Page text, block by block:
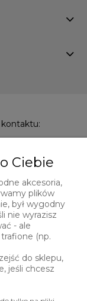
Ciebie
akcesoria,
plików
był wygodny
nie wyrazisz
- ale
(np.
do sklepu,
jeśli chcesz